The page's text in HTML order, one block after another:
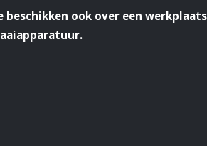
beschikken ook over een